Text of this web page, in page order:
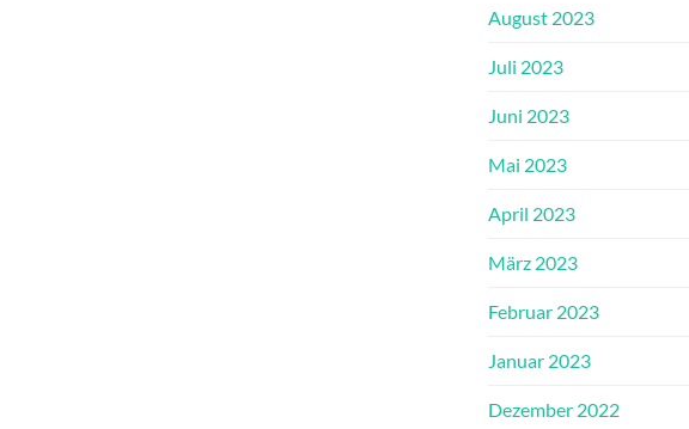
August 2023
Juli 2023
Juni 2023
Mai 2023
April 2023
März 2023
Februar 2023
Januar 2023
Dezember 2022